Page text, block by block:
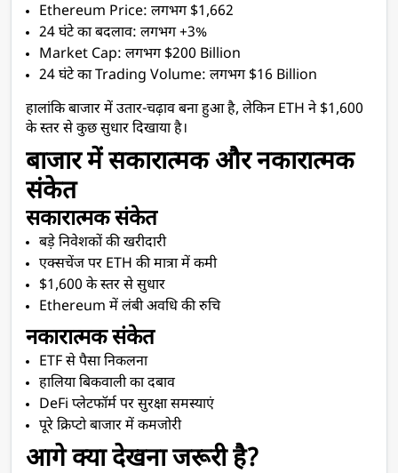
Ethereum Price: लगभग $1,662
24 घंटे का बदलाव: लगभग +3%
Market Cap: लगभग $200 Billion
24 घंटे का Trading Volume: लगभग $16 Billion
हालांकि बाजार में उतार-चढ़ाव बना हुआ है, लेकिन ETH ने $1,600
के स्तर से कुछ सुधार दिखाया है।
बाजार में सकारात्मक और नकारात्मक
संकेत
सकारात्मक संकेत
बड़े निवेशकों की खरीदारी
एक्सचेंज पर ETH की मात्रा में कमी
$1,600 के स्तर से सुधार
Ethereum में लंबी अवधि की रुचि
नकारात्मक संकेत
ETF से पैसा निकलना
हालिया बिकवाली का दबाव
DeFi प्लेटफॉर्म पर सुरक्षा समस्याएं
पूरे क्रिप्टो बाजार में कमजोरी
आगे क्या देखना जरूरी है?